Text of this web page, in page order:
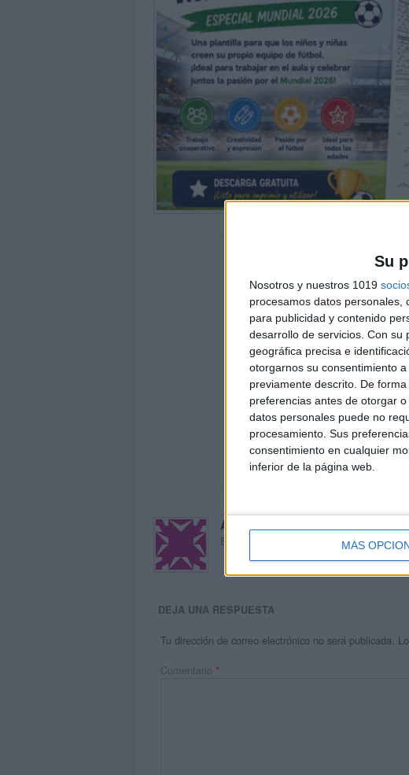
Su
Nosotros y nuestros 1019
procesamos datos personales,
para publicidad y contenido
desarrollo de servicios. Con su
geográfica precisa e
otorgarnos su consentimiento
previamente descrito. De
preferencias antes de otorgar
datos personales puede no
procesamiento. Sus
consentimiento en cualquier
inferior de la página web.
MÁS
Acerca de María Olivares
El autor no ha proporcionado ninguna
DEJA UNA RESPUESTA
Tu dirección de correo electrónico no será publicada.
Comentario *